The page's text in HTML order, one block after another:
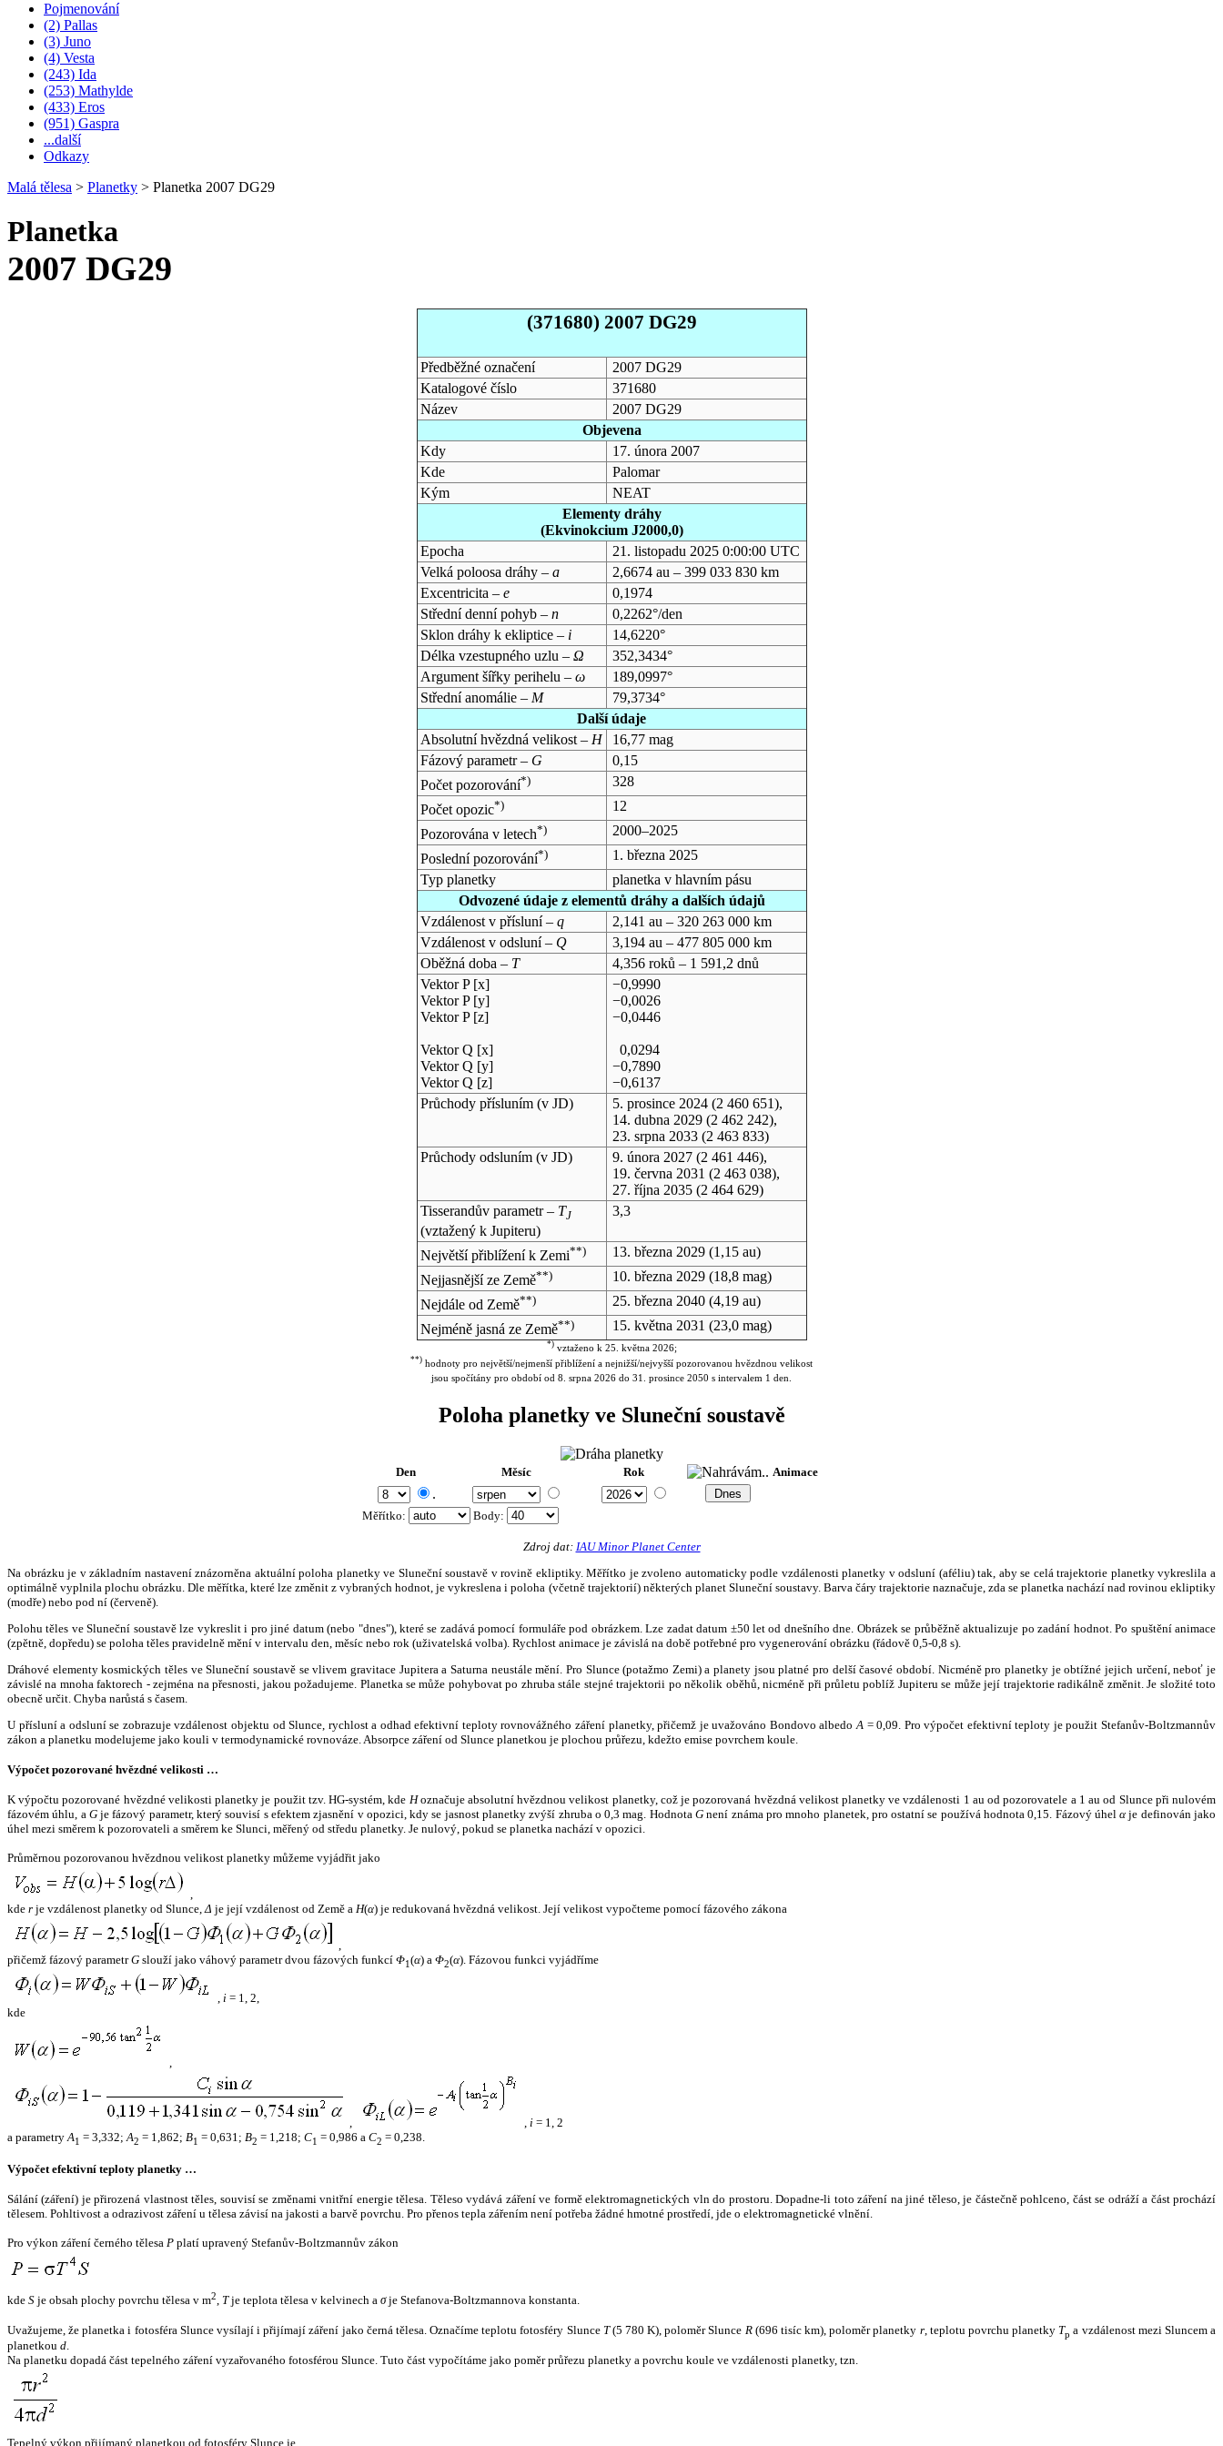
Pojmenování
(2) Pallas
(3) Juno
(4) Vesta
(243) Ida
(253) Mathylde
(433) Eros
(951) Gaspra
...další
Odkazy
Malá tělesa > Planetky > Planetka 2007 DG29
Planetka
2007 DG29
(371680) 2007 DG29
Předběžné označení
2007 DG29
Katalogové číslo
371680
Název
2007 DG29
Objevena
Kdy
17. února 2007
Kde
Palomar
Kým
NEAT
Elementy dráhy
(Ekvinokcium J2000,0)
Epocha
21. listopadu 2025 0:00:00 UTC
Velká poloosa dráhy – a
2,6674 au – 399 033 830 km
Excentricita – e
0,1974
Střední denní pohyb – n
0,2262°/den
Sklon dráhy k ekliptice – i
14,6220°
Délka vzestupného uzlu – Ω
352,3434°
Argument šířky perihelu – ω
189,0997°
Střední anomálie – M
79,3734°
Další údaje
Absolutní hvězdná velikost – H
16,77 mag
Fázový parametr – G
0,15
Počet pozorování*)
328
Počet opozic*)
12
Pozorována v letech*)
2000–2025
Poslední pozorování*)
1. března 2025
Typ planetky
planetka v hlavním pásu
Odvozené údaje z elementů dráhy a dalších údajů
Vzdálenost v přísluní – q
2,141 au – 320 263 000 km
Vzdálenost v odsluní – Q
3,194 au – 477 805 000 km
Oběžná doba – T
4,356 roků – 1 591,2 dnů
Vektor P [x]
Vektor P [y]
Vektor P [z]
Vektor Q [x]
Vektor Q [y]
Vektor Q [z]
−0,9990
−0,0026
−0,0446
0,0294
−0,7890
−0,6137
Průchody přísluním (v JD) 5. prosince 2024(2 460 651),
14. dubna 2029(2 462 242),
23. srpna 2033(2 463 833)
Průchody odsluním (v JD) 9. února 2027(2 461 446),
19. června 2031 (2 463 038),
27. října 2035(2 464 629)
Tisserandův parametr – TJ
(vztažený k Jupiteru)
3,3
Největší přiblížení k Zemi**) 13. března 2029(1,15 au)
Nejjasnější ze Země**) 10. března 2029(18,8 mag)
Nejdále od Země**) 25. března 2040(4,19 au)
Nejméně jasná ze Země**) 15. května 2031 (23,0 mag)
*)vztaženo k 25. května 2026;
**) hodnoty pro největší/nejmenší přiblížení a nejnižší/nejvyšší pozorovanou hvězdnou velikost
jsou spočítány pro období od 8. srpna 2026 do 31. prosince 2050 s intervalem 1 den.
Poloha planetky ve Sluneční soustavě
Den Měsíc Rok Animace
.
Měřítko: Body:
Zdroj dat: IAU Minor Planet Center
Na obrázku je v základním nastavení znázorněna aktuální poloha planetky ve Sluneční soustavě v rovině ekliptiky. Měřítko je zvoleno automaticky podle vzdálenosti planetky v odsluní (aféliu) tak, aby se celá trajektorie planetky vykreslila a
optimálně vyplnila plochu obrázku. Dle měřítka, které lze změnit z vybraných hodnot, je vykreslena i poloha (včetně trajektorií) některých planet Sluneční soustavy. Barva čáry trajektorie naznačuje, zda se planetka nachází nad rovinou ekliptiky
(modře) nebo pod ní (červeně).
Polohu těles ve Sluneční soustavě lze vykreslit i pro jiné datum (nebo "dnes"), které se zadává pomocí formuláře pod obrázkem. Lze zadat datum ±50 let od dnešního dne. Obrázek se průběžně aktualizuje po zadání hodnot. Po spuštění animace
(zpětně, dopředu) se poloha těles pravidelně mění v intervalu den, měsíc nebo rok (uživatelská volba). Rychlost animace je závislá na době potřebné pro vygenerování obrázku (řádově 0,5-0,8 s).
Dráhové elementy kosmických těles ve Sluneční soustavě se vlivem gravitace Jupitera a Saturna neustále mění. Pro Slunce (potažmo Zemi) a planety jsou platné pro delší časové období. Nicméně pro planetky je obtížné jejich určení, neboť je
závislé na mnoha faktorech - zejména na přesnosti, jakou požadujeme. Planetka se může pohybovat po zhruba stále stejné trajektorii po několik oběhů, nicméně při průletu poblíž Jupiteru se může její trajektorie radikálně změnit. Je složité toto
obecně určit. Chyba narůstá s časem.
U přísluní a odsluní se zobrazuje vzdálenost objektu od Slunce, rychlost a odhad efektivní teploty rovnovážného záření planetky, přičemž je uvažováno Bondovo albedo A = 0,09. Pro výpočet efektivní teploty je použit Stefanův-Boltzmannův
zákon a planetku modelujeme jako kouli v termodynamické rovnováze. Absorpce záření od Slunce planetkou je plochou průřezu, kdežto emise povrchem koule.
Výpočet pozorované hvězdné velikosti …
K výpočtu pozorované hvězdné velikosti planetky je použit tzv. HG-systém, kde Hoznačuje absolutní hvězdnou velikost planetky, což je pozorovaná hvězdná velikost planetky ve vzdálenosti 1 au od pozorovatele a 1 au od Slunce při nulovém
fázovém úhlu, a Gje fázový parametr, který souvisí s efektem zjasnění v opozici, kdy se jasnost planetky zvýší zhruba o 0,3 mag. HodnotaG není známa pro mnoho planetek, pro ostatní se používá hodnota 0,15. Fázový úhelα je definován jako
úhel mezi směrem k pozorovateli a směrem ke Slunci, měřený od středu planetky. Je nulový, pokud se planetka nachází v opozici.
Průměrnou pozorovanou hvězdnou velikost planetky můžeme vyjádřit jako
,
kde r je vzdálenost planetky od Slunce,Δ je její vzdálenost od Země a H(α) je redukovaná hvězdná velikost. Její velikost vypočteme pomocí fázového zákona
,
přičemž fázový parametrG slouží jako váhový parametr dvou fázových funkcí Φ1(α) a Φ2(α). Fázovou funkci vyjádříme
, i = 1, 2,
kde
,
, , i = 1, 2
a parametryA1 = 3,332;A2 = 1,862; B1 = 0,631; B2 = 1,218; C1 = 0,986 a C2 = 0,238.
Výpočet efektivní teploty planetky …
Sálání (záření) je přirozená vlastnost těles, souvisí se změnami vnitřní energie tělesa. Těleso vydává záření ve formě elektromagnetických vln do prostoru. Dopadne-li toto záření na jiné těleso, je částečně pohlceno, část se odráží a část prochází
tělesem. Pohltivost a odrazivost záření u tělesa závisí na jakosti a barvě povrchu. Pro přenos tepla zářením není potřeba žádné hmotné prostředí, jde o elektromagnetické vlnění.
Pro výkon záření černého tělesa P platí upravený Stefanův-Boltzmannův zákon
kde S je obsah plochy povrchu tělesa v m2, Tje teplota tělesa v kelvinech a σje Stefanova-Boltzmannova konstanta.
Uvažujeme, že planetka i fotosféra Slunce vysílají i přijímají záření jako černá tělesa. Označíme teplotu fotosféry Slunce T(5 780 K), poloměr Slunce R(696 tisíc km), poloměr planetky r, teplotu povrchu planetky Tp a vzdálenost mezi Sluncem a
planetkou d.
Na planetku dopadá část tepelného záření vyzařovaného fotosférou Slunce. Tuto část vypočítáme jako poměr průřezu planetky a povrchu koule ve vzdálenosti planetky, tzn.
Tepelný výkon přijímaný planetkou od fotosféry Slunce je